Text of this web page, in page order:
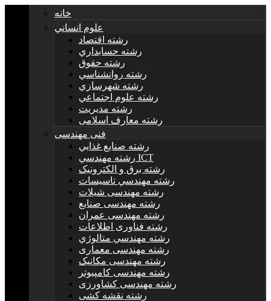
خانه
علوم انساني
رشته اقتصاد
رشته حسابداري
رشته حقوق
رشته روانشناسي
رشته شهرسازي
رشته علوم اجتماعي
رشته مديريت
رشته معارف اسلامی
فنی مهندسی
رشته صنايع غذايي
رشته مهندسي ICT
رشته برق و الکترونيک
رشته مهندسي تاسيسات
رشته مهندسی شیلات
رشته مهندسی صنایع
رشته مهندسی عمران
رشته فناوری اطلاعات
رشته مهندسي متالوژي
رشته مهندسی معماری
رشته مهندسی مکانیک
رشته مهندسی کامپیوتر
رشته مهندسی کشاورزی
رشته نقشه کشی